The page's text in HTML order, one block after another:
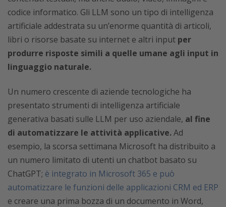
codice informatico. Gli LLM sono un tipo di intelligenza
artificiale addestrata su un’enorme quantità di articoli,
libri o risorse basate su internet e altri input per
produrre risposte simili a quelle umane agli input in
linguaggio naturale.
Un numero crescente di aziende tecnologiche ha
presentato strumenti di intelligenza artificiale
generativa basati sulle LLM per uso aziendale, al fine
di automatizzare le attività applicative.Ad
esempio, la scorsa settimana Microsoft ha distribuito a
un numero limitato di utenti un chatbot basato su
ChatGPT; è integrato in Microsoft 365 e può
automatizzare le funzioni delle applicazioni CRM ed ERP
e creare una prima bozza di un documento in Word,